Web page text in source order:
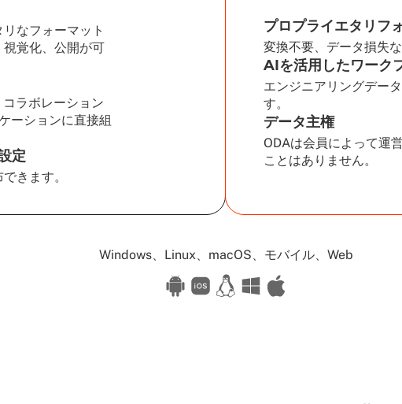
なフォーマット
覚化、公開が可
ラボレーション
ーションに直接組
定
きます。
プロプライエタリフ
変換不要、データ損失
AIを活用したワーク
エンジニアリングデー
す。
データ主権
ODAは会員によって運
ことはありません。
Available
Windows、Linux、macOS、モバイル、Web